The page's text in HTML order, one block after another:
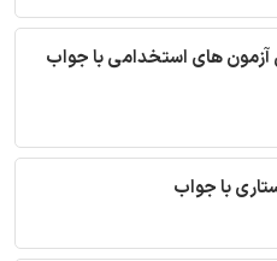
های استخدامی با جواب
با جواب